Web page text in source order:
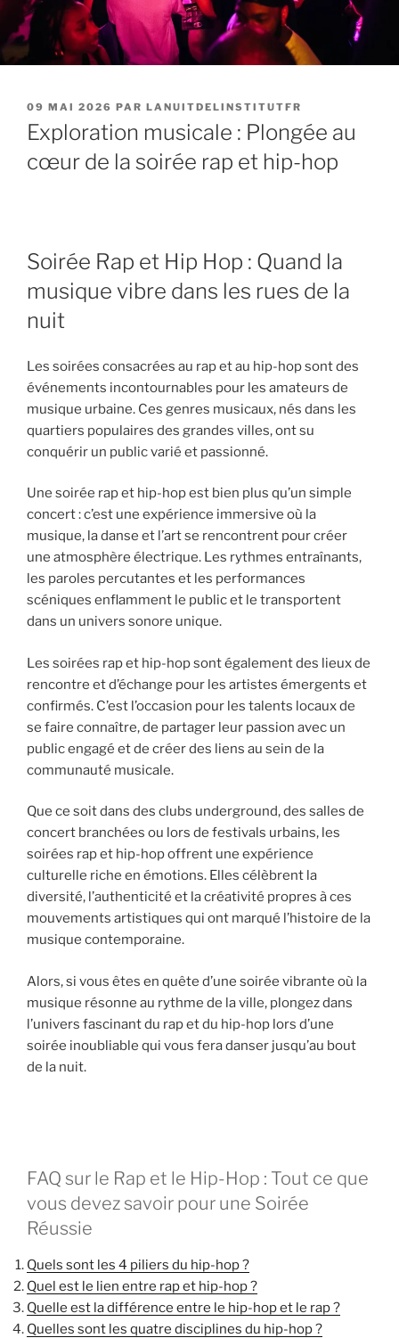
PUBLIÉ
LE
09 MAI 2026 PAR LANUITDELINSTITUTFR
Exploration musicale : Plongée au
cœur de la soirée rap et hip-hop
Soirée Rap et Hip Hop : Quand la
musique vibre dans les rues de la
nuit
Les soirées consacrées au rap et au hip-hop sont des
événements incontournables pour les amateurs de
musique urbaine. Ces genres musicaux, nés dans les
quartiers populaires des grandes villes, ont su
conquérir un public varié et passionné.
Une soirée rap et hip-hop est bien plus qu’un simple
concert : c’est une expérience immersive où la
musique, la danse et l’art se rencontrent pour créer
une atmosphère électrique. Les rythmes entraînants,
les paroles percutantes et les performances
scéniques enflamment le public et le transportent
dans un univers sonore unique.
Les soirées rap et hip-hop sont également des lieux de
rencontre et d’échange pour les artistes émergents et
confirmés. C’est l’occasion pour les talents locaux de
se faire connaître, de partager leur passion avec un
public engagé et de créer des liens au sein de la
communauté musicale.
Que ce soit dans des clubs underground, des salles de
concert branchées ou lors de festivals urbains, les
soirées rap et hip-hop offrent une expérience
culturelle riche en émotions. Elles célèbrent la
diversité, l’authenticité et la créativité propres à ces
mouvements artistiques qui ont marqué l’histoire de la
musique contemporaine.
Alors, si vous êtes en quête d’une soirée vibrante où la
musique résonne au rythme de la ville, plongez dans
l’univers fascinant du rap et du hip-hop lors d’une
soirée inoubliable qui vous fera danser jusqu’au bout
de la nuit.
FAQ sur le Rap et le Hip-Hop : Tout ce que
vous devez savoir pour une Soirée
Réussie
Quels sont les 4 piliers du hip-hop ?
Quel est le lien entre rap et hip-hop ?
Quelle est la différence entre le hip-hop et le rap ?
Quelles sont les quatre disciplines du hip-hop ?